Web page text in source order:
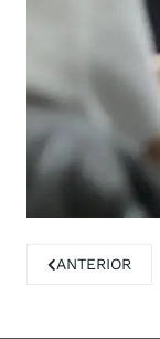
ARTÍCULO
ANTERIOR